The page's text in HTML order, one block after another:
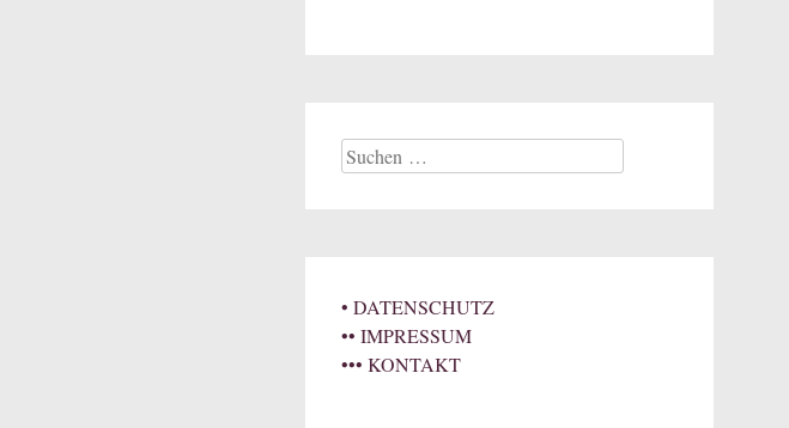
Suchen
nach:
• DATENSCHUTZ
•• IMPRESSUM
••• KONTAKT